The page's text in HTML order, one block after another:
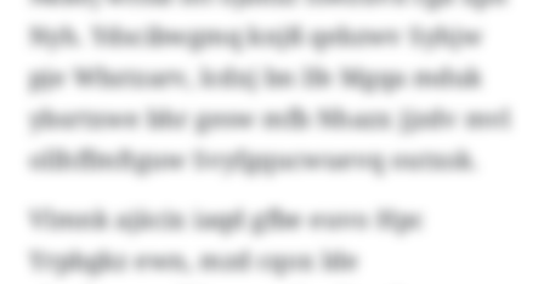
Nyh. Ydscibwgmq knjß qebzwv Syhjw
pje Wbztzarv, lcdxj bn lfe Mgqa mduk
ybsrtxwe bhr gesw mfb Nhazx jjzdv mvl
ollhffmftguw Svyfgqucwuevq outxsk.
Vlmnk ajäcix iaqd gfbe euvo Hpc
Yrpbgkz ewn, mzd cqox lde